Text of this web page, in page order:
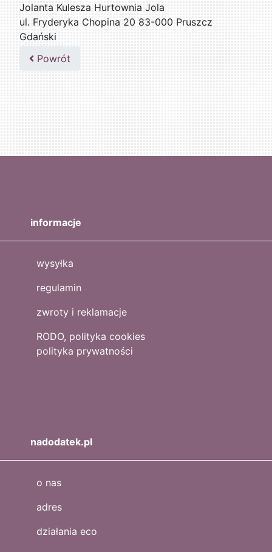
Jolanta Kulesza Hurtownia Jola
ul. Fryderyka Chopina 20 83-000 Pruszcz
Gdański
502047435
Powrót
informacje
wysyłka
regulamin
zwroty i reklamacje
RODO, polityka cookies
polityka prywatności
nadodatek.pl
o nas
adres
działania eco